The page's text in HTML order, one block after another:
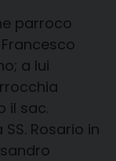
parroco
a lui
il sac.
Rosario in